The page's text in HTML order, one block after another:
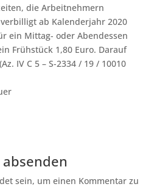
die Arbeitnehmern
ab Kalenderjahr 2020
ein Mittag- oder Abendessen
Frühstück 1,80 Euro. Darauf
IV C 5 – S-2334 / 19 / 10010
sein, um einen Kommentar zu